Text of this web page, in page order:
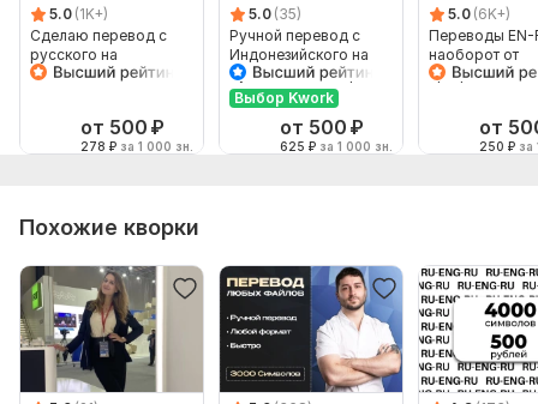
5.0 (1K+)
Сделаю перевод с
русского на
английский и
от 500 ₽
278 ₽ за 1 000 зн.
5.0 (35)
Ручной перевод с
Индонезийского на
Русский и наоборот
Выбор Kwork
от 500 ₽
625 ₽ за 1 000 зн.
5.0 (6K+)
Переводы EN-
наоборот от
от
250 ₽ за
Похожие кворки